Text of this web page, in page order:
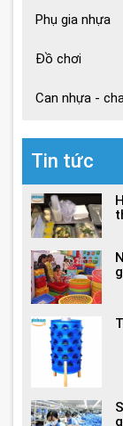
Phụ gia nhựa
Đồ chơi
Can nhựa -
Tin tức